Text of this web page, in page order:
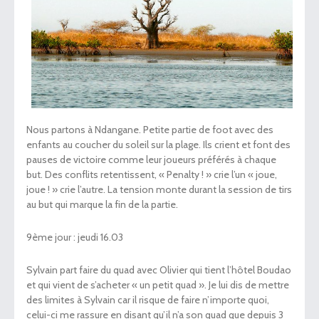
Nous partons à Ndangane. Petite partie de foot avec des
enfants au coucher du soleil sur la plage. Ils crient et font des
pauses de victoire comme leur joueurs préférés à chaque
but. Des conflits retentissent, « Penalty ! » crie l’un « joue,
joue ! » crie l’autre. La tension monte durant la session de tirs
au but qui marque la fin de la partie.
9èmejour : jeudi 16.03
Sylvain part faire du quad avec Olivier qui tient l’hôtel Boudao
et qui vient de s’acheter « un petit quad ». Je lui dis de mettre
des limites à Sylvain car il risque de faire n’importe quoi,
celui-ci me rassure en disant qu’il n’a son quad que depuis 3